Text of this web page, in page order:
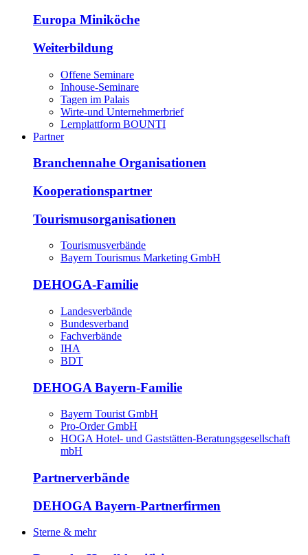
Europa Miniköche
Weiterbildung
Offene Seminare
Inhouse-Seminare
Tagen im Palais
Wirte-und Unternehmerbrief
Lernplattform BOUNTI
Partner
Branchennahe Organisationen
Kooperationspartner
Tourismusorganisationen
Tourismusverbände
Bayern Tourismus Marketing GmbH
DEHOGA-Familie
Landesverbände
Bundesverband
Fachverbände
IHA
BDT
DEHOGA Bayern-Familie
Bayern Tourist GmbH
Pro-Order GmbH
HOGA Hotel- und Gaststätten-Beratungsgesellschaft
mbH
Partnerverbände
DEHOGA Bayern-Partnerfirmen
Sterne & mehr